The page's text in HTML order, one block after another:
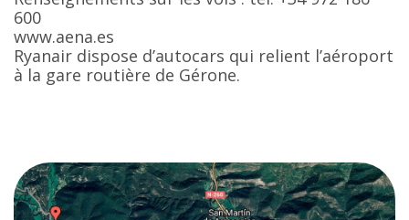
600
www.aena.es
Ryanair dispose d’autocars qui relient l’aéroport
à la gare routière de Gérone.